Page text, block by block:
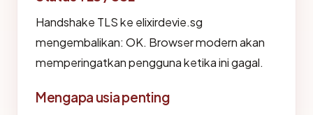
Handshake TLS ke elixirdevie.sg
mengembalikan: OK. Browser modern akan
memperingatkan pengguna ketika ini gagal.
Mengapa usia penting